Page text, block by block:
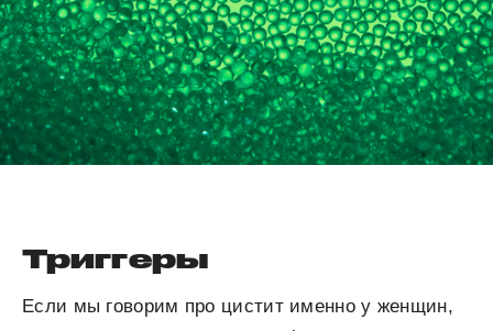
Триггеры
Если мы говорим про цистит именно у женщин,